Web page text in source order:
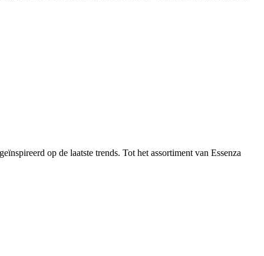
op de laatste trends. Tot het assortiment van Essenza